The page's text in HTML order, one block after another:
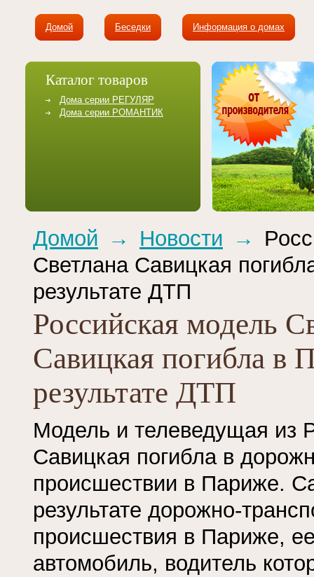
Домой Беседки Информация о домах
Каталог товаров
Дома серии РЕГУЛЯР
Дома серии РОМАНТИК
Домой → Новости →
Светлана Савицкая
результате ДТП
Российская модель
Савицкая погибла в
результате ДТП
Модель и телеведущая из
Савицкая погибла в
происшествии в Париже.
результате дорожно-
происшествия в Париже,
автомобиль, водитель